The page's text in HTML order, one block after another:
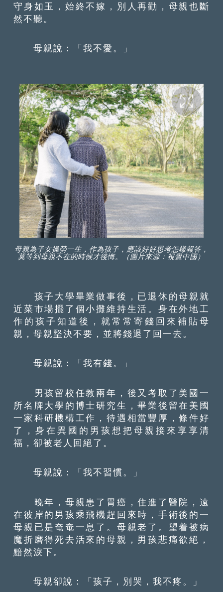
守身如玉，始終不嫁，別人再勸，母親也斷
然不聽。
母親說：「我不愛。」
母親為子女操勞一生，作為孩子，應該好好思考怎樣報答，
莫等到母親不在的時候才後悔。（圖片來源：視覺中國）
孩子大學畢業做事後，已退休的母親就
近菜市場擺了個小攤維持生活。身在外地工
作的孩子知道後，就常常寄錢回來補貼母
親，母親堅決不要，並將錢退了回一去。
母親說：「我有錢。」
男孩留校任教兩年，後又考取了美國一
所名牌大學的博士研究生，畢業後留在美國
一家科研機構工作，待遇相當豐厚，條件好
了，身在異國的男孩想把母親接來享享清
福，卻被老人回絕了。
母親說：「我不習慣。」
晚年，母親患了胃癌，住進了醫院，遠
在彼岸的男孩乘飛機趕回來時，手術後的一
母親已是奄奄一息了。母親老了。望着被病
魔折磨得死去活來的母親，男孩悲痛欲絕，
黯然淚下。
母親卻說：「孩子，別哭，我不疼。」